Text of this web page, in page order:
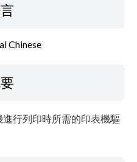
Chinese
行列印時所需的印表機驅